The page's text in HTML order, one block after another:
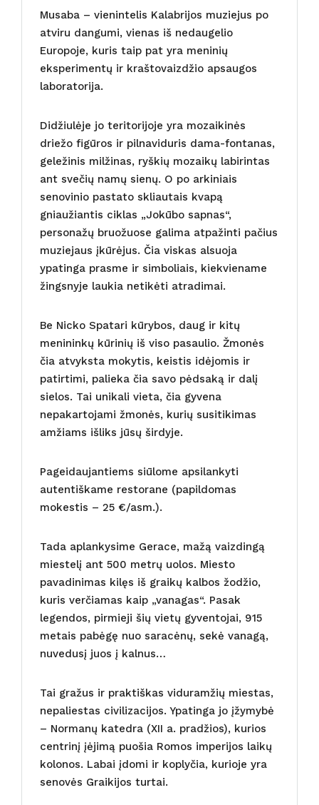
Musaba – vienintelis Kalabrijos muziejus po
atviru dangumi, vienas iš nedaugelio
Europoje, kuris taip pat yra meninių
eksperimentų ir kraštovaizdžio apsaugos
laboratorija.
Didžiulėje jo teritorijoje yra mozaikinės
driežo figūros ir pilnaviduris dama-fontanas,
geležinis milžinas, ryškių mozaikų labirintas
ant svečių namų sienų. O po arkiniais
senovinio pastato skliautais kvapą
gniaužiantis ciklas „Jokūbo sapnas“,
personažų bruožuose galima atpažinti pačius
muziejaus įkūrėjus. Čia viskas alsuoja
ypatinga prasme ir simboliais, kiekviename
žingsnyje laukia netikėti atradimai.
Be Nicko Spatari kūrybos, daug ir kitų
menininkų kūrinių iš viso pasaulio. Žmonės
čia atvyksta mokytis, keistis idėjomis ir
patirtimi, palieka čia savo pėdsaką ir dalį
sielos. Tai unikali vieta, čia gyvena
nepakartojami žmonės, kurių susitikimas
amžiams išliks jūsų širdyje.
Pageidaujantiems siūlome apsilankyti
autentiškame restorane (papildomas
mokestis – 25 €/asm.).
Tada aplankysime Gerace, mažą vaizdingą
miestelį ant 500 metrų uolos. Miesto
pavadinimas kilęs iš graikų kalbos žodžio,
kuris verčiamas kaip „vanagas“. Pasak
legendos, pirmieji šių vietų gyventojai, 915
metais pabėgę nuo saracėnų, sekė vanagą,
nuvedusį juos į kalnus…
Tai gražus ir praktiškas viduramžių miestas,
nepaliestas civilizacijos. Ypatinga jo įžymybė
– Normanų katedra (XII a. pradžios), kurios
centrinį įėjimą puošia Romos imperijos laikų
kolonos. Labai įdomi ir koplyčia, kurioje yra
senovės Graikijos turtai.